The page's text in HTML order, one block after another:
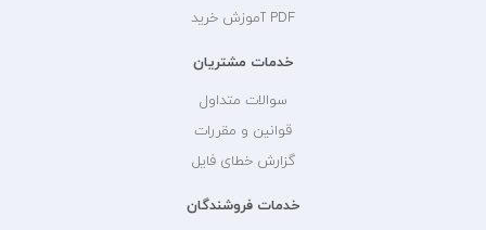
PDF آموزش خرید
خدمات مشتریان
سوالات متداول
قوانین و مقررات
گزارش خطای فایل
خدمات فروشندگان